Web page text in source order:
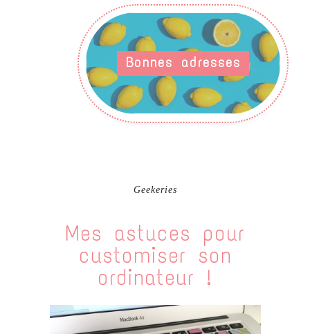
Bonnes adresses
Geekeries
Mes astuces pour
customiser son
ordinateur !